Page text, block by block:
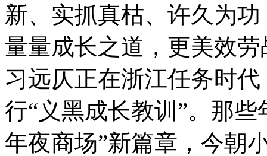
新、实抓真枯、许久为
量量成长之道，更美
习远仄正在浙江任务时
行“义黑成长教训”。那
年夜商场”新篇章，今朝